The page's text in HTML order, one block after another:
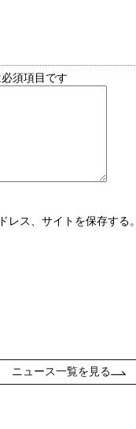
須項目です
ス、サイトを保存する。
ニュース一覧を見る